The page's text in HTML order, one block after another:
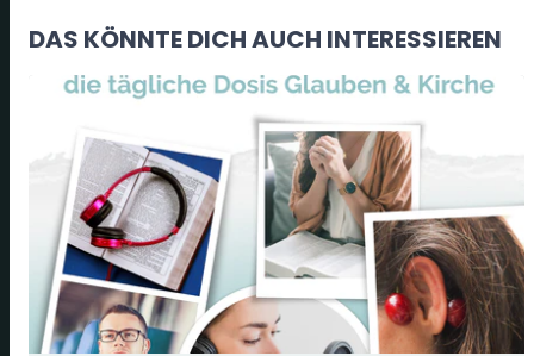
DAS KÖNNTE DICH AUCH INTERESSIEREN